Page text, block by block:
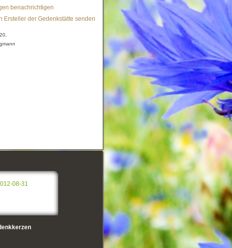
benachrichtigen
Ersteller der Gedenkstätte senden
08-31